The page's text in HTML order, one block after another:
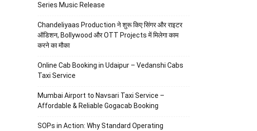
Series Music Release
Chandeliyaas Production ने शुरू किए सिंगर और राइटर
ऑडिशन, Bollywood और OTT Projects में मिलेगा काम
करने का मौका
Online Cab Booking in Udaipur – Vedanshi Cabs
Taxi Service
Mumbai Airport to Navsari Taxi Service –
Affordable & Reliable Gogacab Booking
SOPs in Action: Why Standard Operating